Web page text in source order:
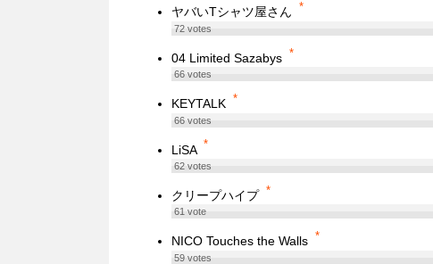
ヤバいTシャツ屋さん *
72votes
04 Limited Sazabys *
66votes
KEYTALK *
66votes
LiSA *
62votes
クリープハイプ *
61vote
NICO Touches the Walls *
59votes